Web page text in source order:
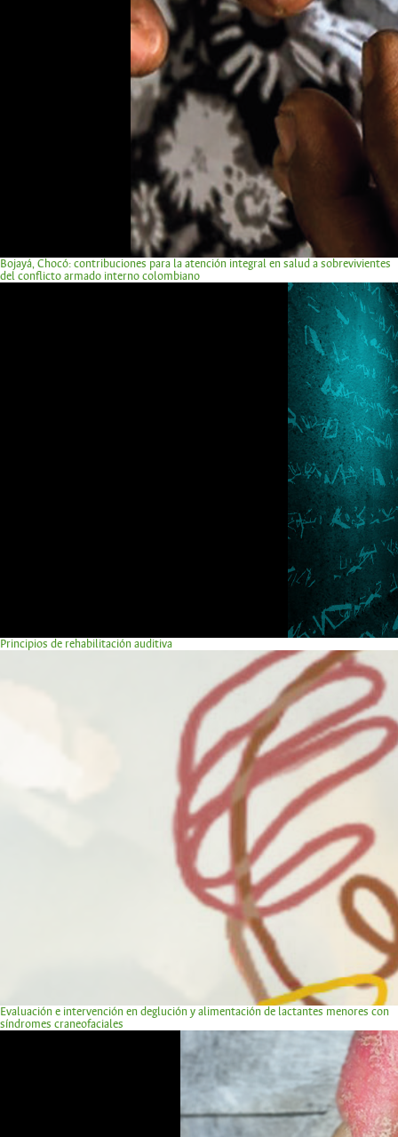
Bojayá, Chocó: contribuciones para la atención integral en salud a sobrevivientes
del conflicto armado interno colombiano
Principios de rehabilitación auditiva
Evaluación e intervención en deglución y alimentación de lactantes menores con
síndromes craneofaciales